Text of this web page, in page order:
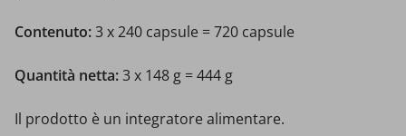
Contenuto:3 x240 capsule = 720 capsule
Quantità netta:3 x 148 g = 444 g
Il prodotto è un integratore alimentare.